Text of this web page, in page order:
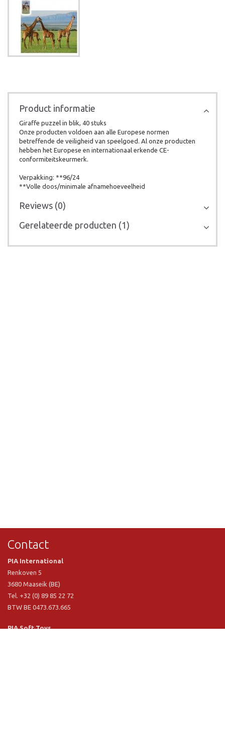
Product informatie
Giraffe puzzel in blik, 40 stuks
Onze producten voldoen aan alle Europese normen
betreffende de veiligheid van speelgoed. Al onze producten
hebben het Europese en internationaal erkende CE-
conformiteitskeurmerk.
Verpakking: **96/24
**Volle doos/minimale afnamehoeveelheid
Reviews (0)
Gerelateerde producten (1)
Contact
PIA International
Renkoven 5
3680 Maaseik (BE)
Tel. +32 (0) 89 85 22 72
BTW BE 0473.673.665
PIA Soft Toys